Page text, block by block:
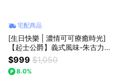
宅配商品
[生日快樂 | 濃情可可療癒時光]
【起士公爵】義式風味-朱古力圓
舞曲乳酪蛋糕6吋
$999 $1,050
8.0%